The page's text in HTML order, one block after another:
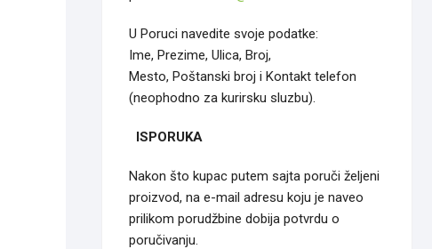
U Poruci navedite svoje podatke:
Ime, Prezime, Ulica, Broj,
Mesto, Poštanski broj i Kontakt telefon
(neophodno za kurirsku sluzbu).
ISPORUKA
Nakon što kupac putem sajta poruči željeni
proizvod, na e-mail adresu koju je naveo
prilikom porudžbine dobija potvrdu o
poručivanju.